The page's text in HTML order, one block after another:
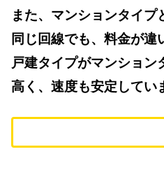
また、マンションタイプ
同じ回線でも、料金が違
戸建タイプがマンション
高く、速度も安定してい